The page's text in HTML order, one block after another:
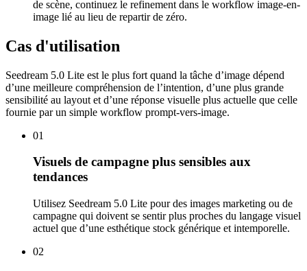
de scène, continuez le refinement dans le workflow image-en-
image lié au lieu de repartir de zéro.
Cas d'utilisation
Seedream 5.0 Lite est le plus fort quand la tâche d’image dépend
d’une meilleure compréhension de l’intention, d’une plus grande
sensibilité au layout et d’une réponse visuelle plus actuelle que celle
fournie par un simple workflow prompt-vers-image.
01
Visuels de campagne plus sensibles aux
tendances
Utilisez Seedream 5.0 Lite pour des images marketing ou de
campagne qui doivent se sentir plus proches du langage visuel
actuel que d’une esthétique stock générique et intemporelle.
02